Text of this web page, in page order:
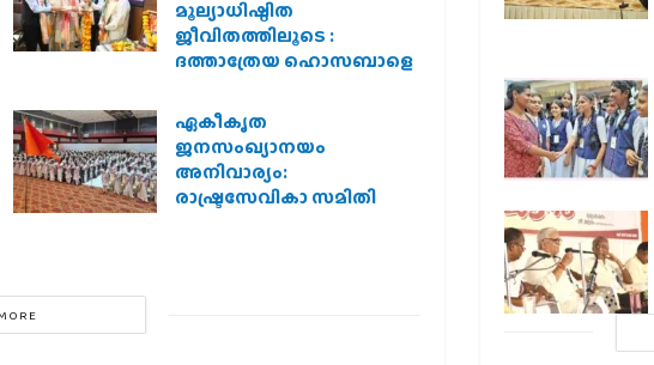
മൂല്യാധിഷ്ഠിത
ജീവിതത്തിലൂടെ :
ദത്താത്രേയ ഹൊസബാളെ
ഏകീകൃത
ജനസംഖ്യാനയം
അനിവാര്യം:
രാഷ്ട്രസേവികാ സമിതി